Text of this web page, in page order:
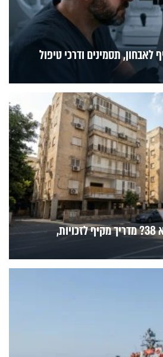
לאבחון, תסמינים ודרכי טיפול
איזה בניין זכאי לתמ"א 38? מדריך מקיף לזכויות,